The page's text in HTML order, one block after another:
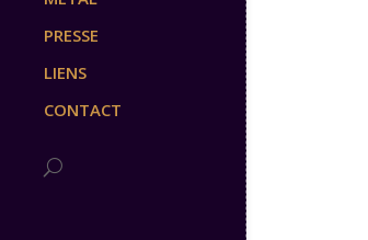
PRESSE
LIENS
CONTACT